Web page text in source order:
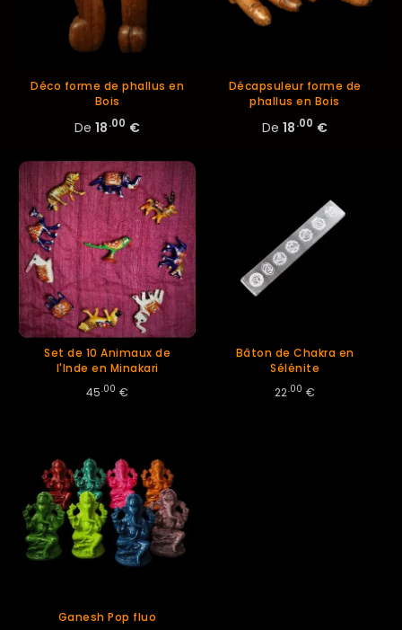
Déco forme de phallus en
Bois
De 18.00 €
Décapsuleur forme de
phallus en Bois
De 18.00 €
Set de 10 Animaux de
l'Inde en Minakari
45.00 €
Bâton de Chakra en
Sélénite
22.00 €
Ganesh Pop fluo